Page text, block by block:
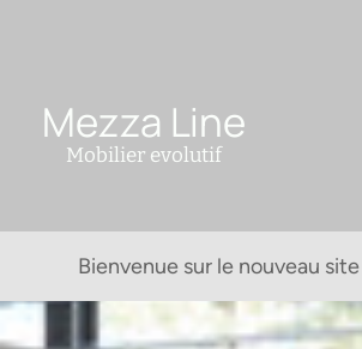
Mezza Line
Mobilier evolutif
Bienvenue sur le nouveau